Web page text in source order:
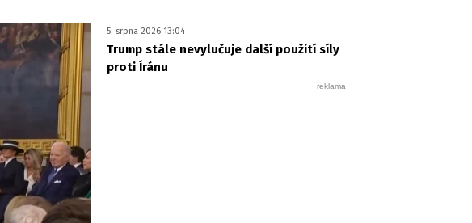
5. srpna 2026 13:04
Trump stále nevylučuje další použití síly
proti Íránu